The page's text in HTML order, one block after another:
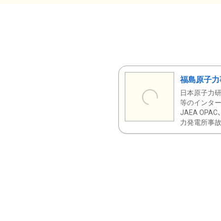
福島原子
日本原子力
等のインタ
JAEA OPAC
力発電所事